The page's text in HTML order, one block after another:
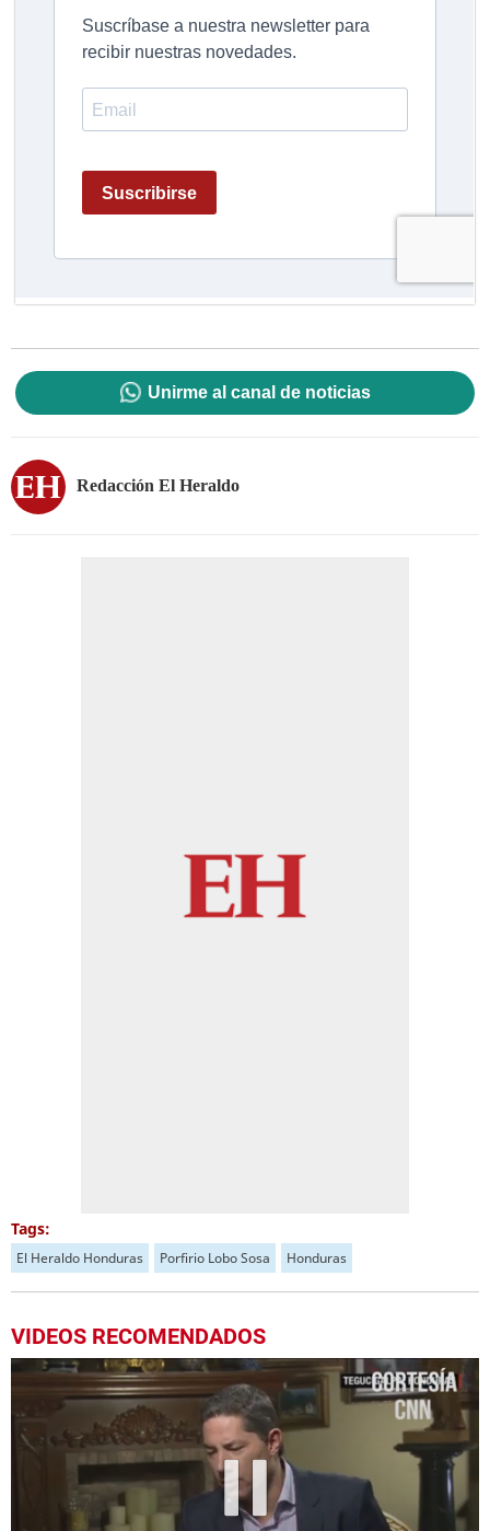
Unirme al canal de noticias
Redacción El Heraldo
Tags:
El Heraldo Honduras Porfirio Lobo Sosa Honduras
VIDEOS RECOMENDADOS